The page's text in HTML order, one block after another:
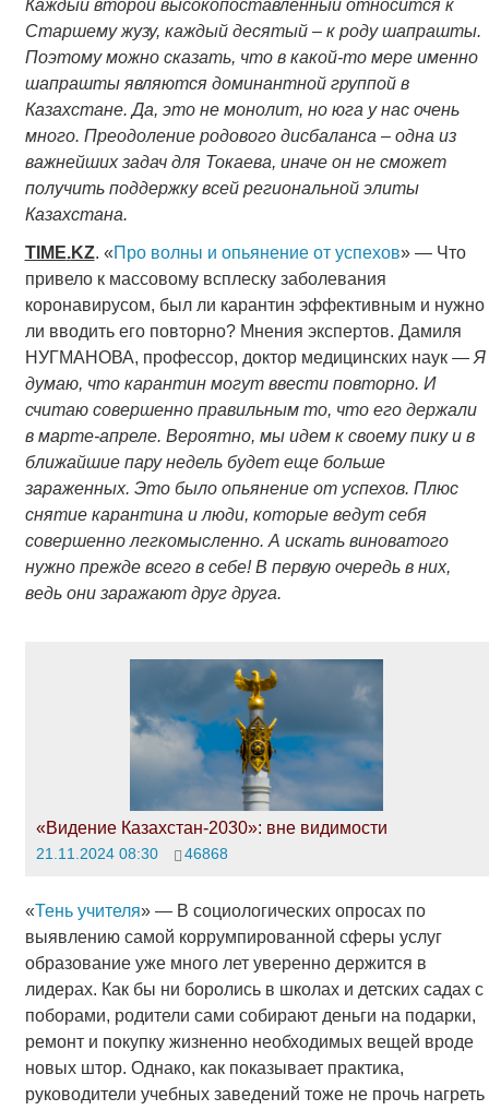
Каждый второй высокопоставленный относится к
Старшему жузу, каждый десятый – к роду шапрашты.
Поэтому можно сказать, что в какой-то мере именно
шапрашты являются доминантной группой в
Казахстане. Да, это не монолит, но юга у нас очень
много. Преодоление родового дисбаланса – одна из
важнейших задач для Токаева, иначе он не сможет
получить поддержку всей региональной элиты
Казахстана.
TIME.KZ. «Про волны и опьянение от успехов» — Что
привело к массовому всплеску заболевания
коронавирусом, был ли карантин эффективным и нужно
ли вводить его повторно? Мнения экспертов. Дамиля
НУГМАНОВА, профессор, доктор медицинских наук — Я
думаю, что карантин могут ввести повторно. И
считаю совершенно правильным то, что его держали
в марте-апреле. Вероятно, мы идем к своему пику и в
ближайшие пару недель будет еще больше
зараженных. Это было опьянение от успехов. Плюс
снятие карантина и люди, которые ведут себя
совершенно легкомысленно. А искать виноватого
нужно прежде всего в себе! В первую очередь в них,
ведь они заражают друг друга.
«Видение Казахстан-2030»: вне видимости
21.11.2024 08:30 46868
«Тень учителя» — В социологических опросах по
выявлению самой коррумпированной сферы услуг
образование уже много лет уверенно держится в
лидерах. Как бы ни боролись в школах и детских садах с
поборами, родители сами собирают деньги на подарки,
ремонт и покупку жизненно необходимых вещей вроде
новых штор. Однако, как показывает практика,
руководители учебных заведений тоже не прочь нагреть